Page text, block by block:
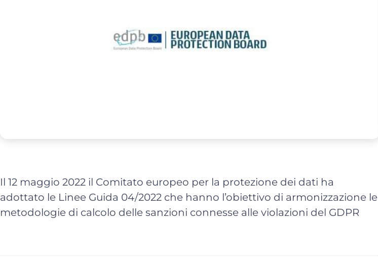
Il 12 maggio 2022 il Comitato europeo per la protezione dei dati ha
adottato le Linee Guida 04/2022 che hanno l’obiettivo di armonizzazione le
metodologie di calcolo delle sanzioni connesse alle violazioni del GDPR